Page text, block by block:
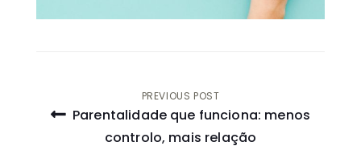
Navegação
PREVIOUS POST
Parentalidade que funciona: menos
controlo, mais relação